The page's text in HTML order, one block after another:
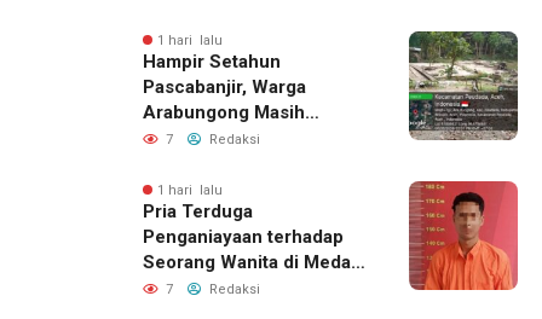
Jalur Resmi
1 hari lalu
Hampir Setahun
Pascabanjir, Warga
Arabungong Masih
Menunggu Bantuan
7 Redaksi
1 hari lalu
Pria Terduga
Penganiayaan terhadap
Seorang Wanita di Medan
Ditangkap Polisi
7 Redaksi